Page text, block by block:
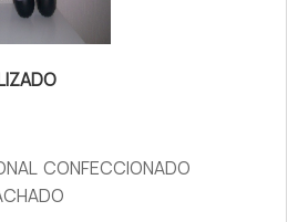
CONFECCIONADO